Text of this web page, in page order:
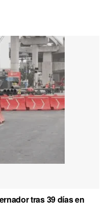
tras 39 días en